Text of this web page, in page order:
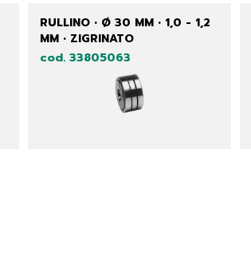
RULLINO • Ø 30 MM • 1,0 - 1,2
MM • ZIGRINATO
cod. 33805063